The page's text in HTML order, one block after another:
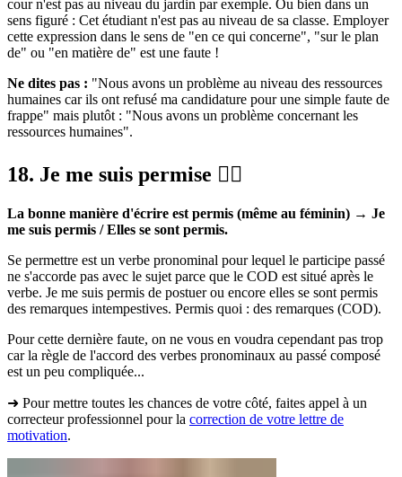
cour n'est pas au niveau du jardin par exemple. Ou bien dans un
sens figuré : Cet étudiant n'est pas au niveau de sa classe. Employer
cette expression dans le sens de "en ce qui concerne", "sur le plan
de" ou "en matière de" est une faute !
Ne dites pas : "Nous avons un problème au niveau des ressources
humaines car ils ont refusé ma candidature pour une simple faute de
frappe" mais plutôt : "Nous avons un problème concernant les
ressources humaines".
18. Je me suis permise 🤦‍♀️
La bonne manière d'écrire est permis (même au féminin) → Je
me suis permis / Elles se sont permis.
Se permettre est un verbe pronominal pour lequel le participe passé
ne s'accorde pas avec le sujet parce que le COD est situé après le
verbe. Je me suis permis de postuer ou encore elles se sont permis
des remarques intempestives. Permis quoi : des remarques (COD).
Pour cette dernière faute, on ne vous en voudra cependant pas trop
car la règle de l'accord des verbes pronominaux au passé composé
est un peu compliquée...
➜ Pour mettre toutes les chances de votre côté, faites appel à un
correcteur professionnel pour la correction de votre lettre de
motivation.